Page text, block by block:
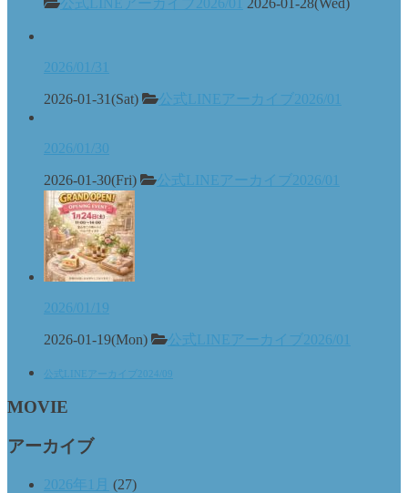
2026/01/31
2026-01-31(Sat) 公式LINEアーカイブ2026/01
2026/01/30
2026-01-30(Fri) 公式LINEアーカイブ2026/01
2026/01/19
2026-01-19(Mon) 公式LINEアーカイブ2026/01
公式LINEアーカイブ2024/09
MOVIE
アーカイブ
2026年1月 (27)